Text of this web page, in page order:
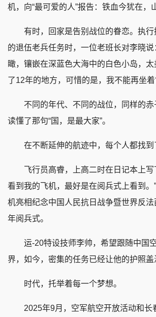
机，向“最可爱的人”报告：铁血今犹在，
有时，回家是告别战位的眷恋。执行
的退伍老兵任务时，一位老班长对李晓说
瞰，镶嵌在深蓝色大海中的白色小岛，
了12年的地方，可惜的是，我不能再坐
不同的年代、不同的战位，同样的赤
读懂了那句“国，是最大家”。
在不断延伸的航迹中，每个人都找
飞行员高睿，上高二时在日记本上写
看到我的飞机，最好是在阅兵式上看到。
机亮相纪念中国人民抗日战争暨世界反法
年阅兵式。
运-20特设技师李帅，希望跟随中国
界，如今，密集的任务已经让他的护照
时代，托举着每一个梦想。
2025年9月，空军航空开放活动和长